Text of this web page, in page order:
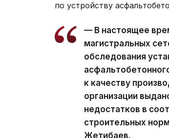
по устройству
— В настоящее
магистральных
обследования
к качеству
организации
недостатков в
строительных
Жетибаев.